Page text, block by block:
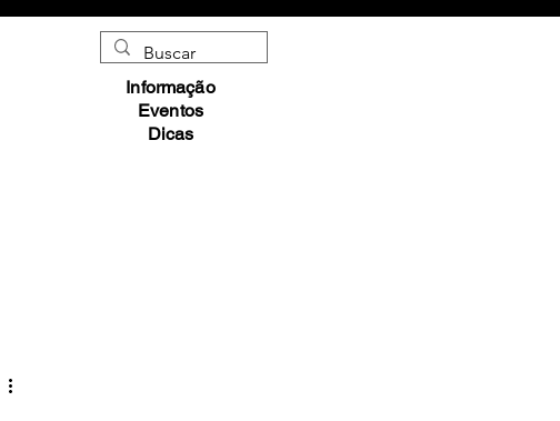
Informação
Eventos
Dicas